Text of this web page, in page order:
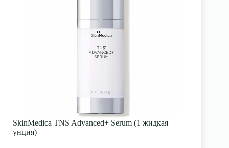
SkinMedica TNS Advanced+ Serum (1 жидкая
унция)